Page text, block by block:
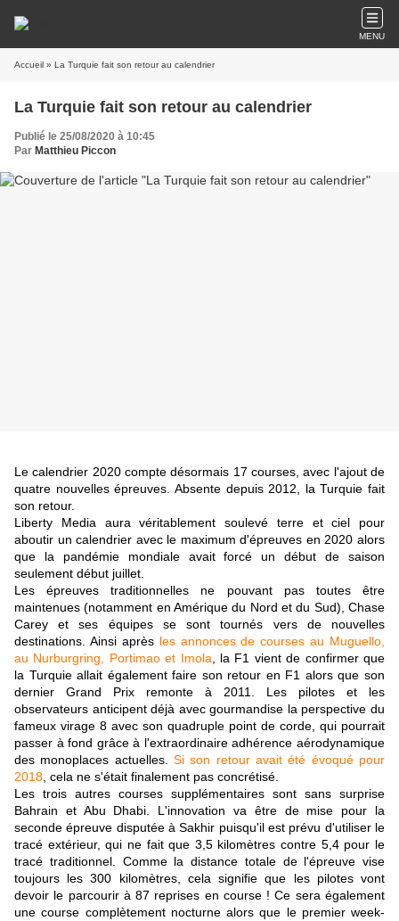
MENU
Accueil » La Turquie fait son retour au calendrier
La Turquie fait son retour au calendrier
Publié le 25/08/2020 à 10:45
Par Matthieu Piccon
Le calendrier 2020 compte désormais 17 courses, avec l'ajout de
quatre nouvelles épreuves. Absente depuis 2012, la Turquie fait
son retour.
Liberty Media aura véritablement soulevé terre et ciel pour
aboutir un calendrier avec le maximum d'épreuves en 2020 alors
que la pandémie mondiale avait forcé un début de saison
seulement début juillet.
Les épreuves traditionnelles ne pouvant pas toutes être
maintenues (notamment en Amérique du Nord et du Sud), Chase
Carey et ses équipes se sont tournés vers de nouvelles
destinations. Ainsi après les annonces de courses au Muguello,
au Nurburgring, Portimao et Imola , la F1 vient de confirmer que
la Turquie allait également faire son retour en F1 alors que son
dernier Grand Prix remonte à 2011. Les pilotes et les
observateurs anticipent déjà avec gourmandise la perspective du
fameux virage 8 avec son quadruple point de corde, qui pourrait
passer à fond grâce à l'extraordinaire adhérence aérodynamique
des monoplaces actuelles. Si son retour avait été évoqué pour
2018 , cela ne s'était finalement pas concrétisé.
Les trois autres courses supplémentaires sont sans surprise
Bahrain et Abu Dhabi. L'innovation va être de mise pour la
seconde épreuve disputée à Sakhir puisqu'il est prévu d'utiliser le
tracé extérieur, qui ne fait que 3,5 kilomètres contre 5,4 pour le
tracé traditionnel. Comme la distance totale de l'épreuve vise
toujours les 300 kilomètres, cela signifie que les pilotes vont
devoir le parcourir à 87 reprises en course ! Ce sera également
une course complètement nocturne alors que le premier week-